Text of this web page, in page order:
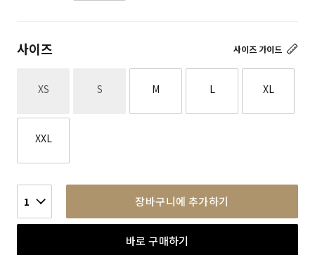
사이즈 가이드
사이즈
XS재고없음 S재고없음 M L XL
XXL
1 장바구니에 추가하기
바로 구매하기